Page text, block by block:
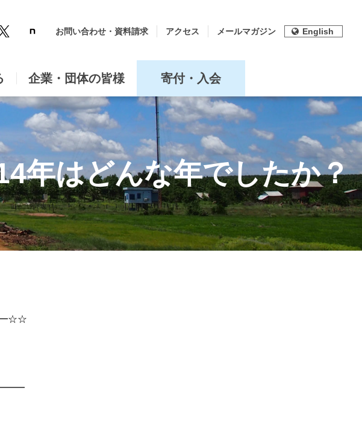
企業・団体の皆様 寄付・入会
お問い合わせ・資料請求 アクセス メールマガジン English
年はどんな年でしたか？